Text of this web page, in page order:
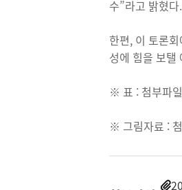
수”라고 밝혔다.
한편, 이 토론
성에 힘을 보탤
※ 표 : 첨부파
※ 그림자료 :